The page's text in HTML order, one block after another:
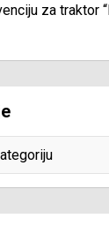
za traktor